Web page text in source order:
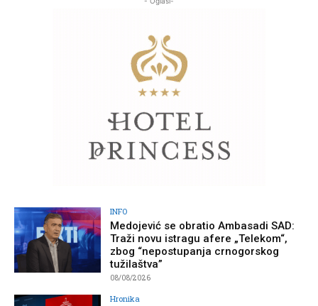
INFO
Medojević se obratio Ambasadi SAD:
Traži novu istragu afere „Telekom“,
zbog “nepostupanja crnogorskog
tužilaštva”
08/08/2026
Hronika